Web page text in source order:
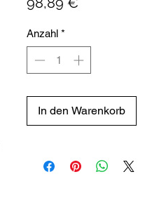
Anzahl *
In den Warenkorb